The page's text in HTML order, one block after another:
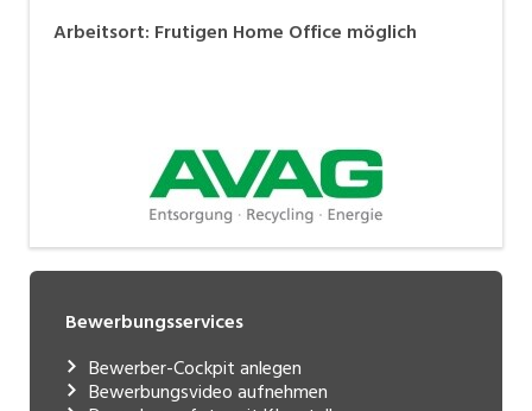
Arbeitsort: Frutigen Home Office möglich
Bewerbungsservices
Bewerber-Cockpit anlegen
Bewerbungsvideo aufnehmen